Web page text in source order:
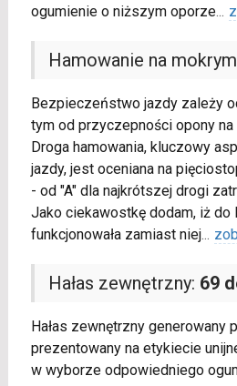
ogumienie o niższym oporze...
Hamowanie na
Bezpieczeństwo jazdy zależy
tym od przyczepności opony na
Droga hamowania, kluczowy
jazdy, jest oceniana na
- od "A" dla najkrótszej drogi
Jako ciekawostkę dodam, iż do
funkcjonowała zamiast niej...
Hałas zewnętrzny: 69
Hałas zewnętrzny generowany
prezentowany na etykiecie
w wyborze odpowiedniego